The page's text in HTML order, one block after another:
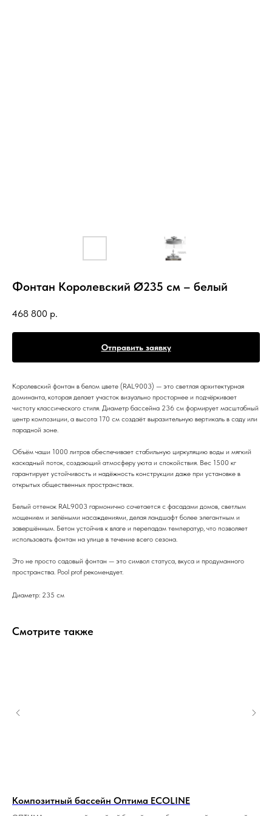
Фонтан Королевский Ø235 см – белый
468 800 р.
Отправить заявку
Королевский фонтан в белом цвете (RAL9003) — это светлая архитектурная
доминанта, которая делает участок визуально просторнее и подчёркивает
чистоту классического стиля. Диаметр бассейна 236 см формирует масштабный
центр композиции, а высота 170 см создаёт выразительную вертикаль в саду или
парадной зоне.
Объём чаши 1000 литров обеспечивает стабильную циркуляцию воды и мягкий
каскадный поток, создающий атмосферу уюта и спокойствия. Вес 1500 кг
гарантирует устойчивость и надёжность конструкции даже при установке в
открытых общественных пространствах.
Белый оттенок RAL9003 гармонично сочетается с фасадами домов, светлым
мощением и зелёными насаждениями, делая ландшафт более элегантным и
завершённым. Бетон устойчив к влаге и перепадам температур, что позволяет
использовать фонтан на улице в течение всего сезона.
Это не просто садовый фонтан — это символ статуса, вкуса и продуманного
пространства. Pool prof рекомендует.
Диаметр: 235 см
Смотрите также
Композитный бассейн Оптима ECOLINE